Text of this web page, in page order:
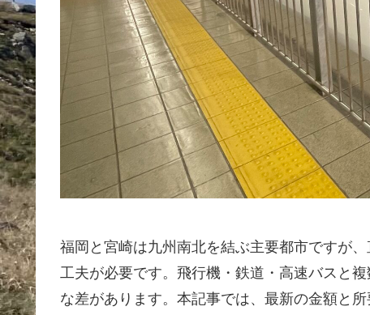
福岡と宮崎は九州南北を結ぶ主要都市ですが
工夫が必要です。飛行機・鉄道・高速バスと
な差があります。本記事では、最新の金額と